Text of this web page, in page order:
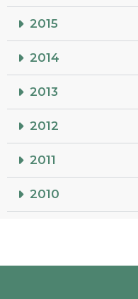
2015
2014
2013
2012
2011
2010